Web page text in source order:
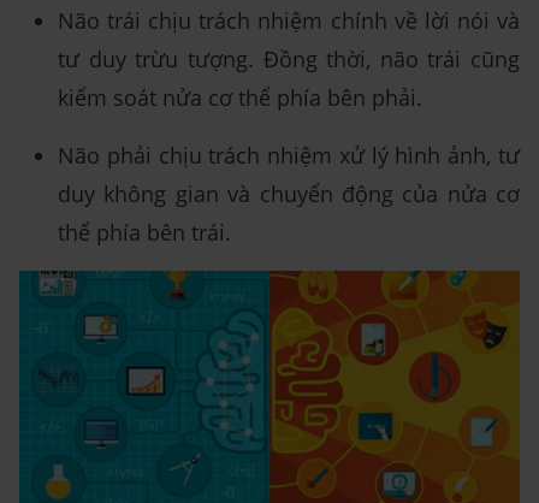
Não trái chịu trách nhiệm chính về lời nói và
tư duy trừu tượng. Đồng thời, não trái cũng
kiểm soát nửa cơ thể phía bên phải.
Não phải chịu trách nhiệm xử lý hình ảnh, tư
duy không gian và chuyển động của nửa cơ
thể phía bên trái.